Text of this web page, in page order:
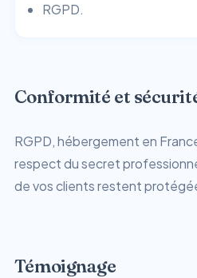
RGPD.
Conformité et
RGPD, hébergement en
respect du secret
de vos clients restent
Témoignage